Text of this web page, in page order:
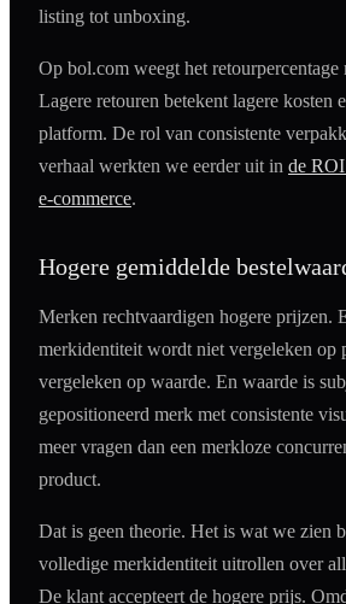
listing tot unboxing.
Op bol.com weegt het retourpercentage
Lagere retouren betekent lagere kosten
platform. De rol van consistente
verhaal werkten we eerder uit in de
e-commerce.
Hogere gemiddelde
Merken rechtvaardigen hogere prijzen.
merkidentiteit wordt niet vergeleken op
vergeleken op waarde. En waarde is
gepositioneerd merk met consistente
meer vragen dan een merkloze
product.
Dat is geen theorie. Het is wat we zien
volledige merkidentiteit uitrollen over
De klant accepteert de hogere prijs.